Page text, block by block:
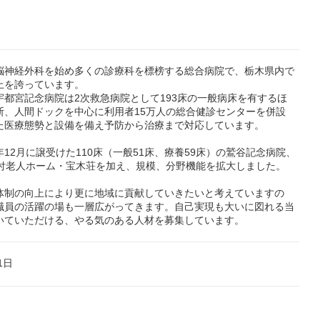
神経外科を始め多くの診療科を標榜する総合病院で、栃木県内で
誇っています。
都宮記念病院は2次救急病院として193床の一般病床を有するほ
、人間ドックを中心に利用者15万人の総合健診センターを併設
医療態勢と設備を備え予防から治療まで対応しています。
12月に譲受けた110床（一般51床、療養59床）の鷲谷記念病院、
老人ホーム・宝木荘を加え、規模、分野機能を拡大しました。
制の向上により更に地域に貢献していきたいと考えていますの
員の活躍の場も一層広がってきます。自己実現も大いに図れる当
ていただける、やる気のある人材を募集しています。